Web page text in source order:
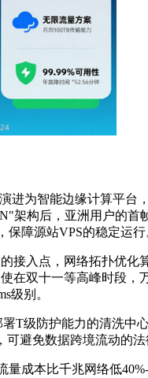
进为智能边缘计算平台
架构后，亚洲用户的首
保障源站VPS的稳定运行
接入点，网络拓扑优化
在双十一等高峰时段，
级别。
署T级防护能力的清洗中
可避免数据跨境流动的法
量成本比千兆网络低